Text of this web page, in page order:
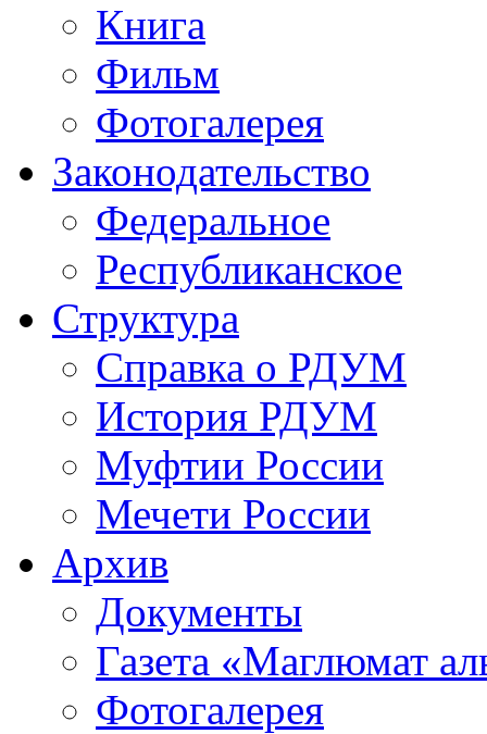
Книга
Фильм
Фотогалерея
Законодательство
Федеральное
Республиканское
Структура
Справка о РДУМ
История РДУМ
Муфтии России
Мечети России
Архив
Документы
Газета «Маглюмат
Фотогалерея